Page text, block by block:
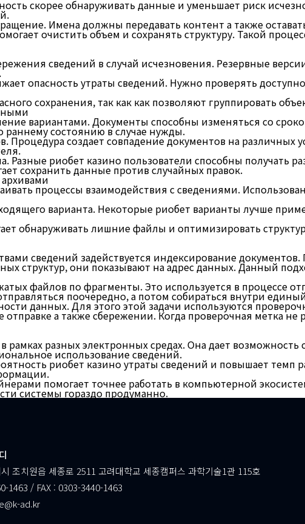
скорее обнаруживать данные и уменьшает риск
Имена должны передавать контент а также
очистить объем и сохранять структуру. Такой
сведений в случай исчезновения. Резервные
опасность утраты сведений. Нужно проверять
сохранения, так как как позволяют группировать
вариантами. Документы способны изменяться со
раннему состоянию в случае нужды.
создает совпадение документов на различных
Разные риобет казино пользователи способны получать
сохранить данные против случайных правок.
процессы взаимодействия с сведениями.
варианта. Некоторые риобет варианты лучше
обнаруживать лишние файлы и оптимизировать
сведений задействуется индексирование
структур, они показывают на адрес данных. Данный
файлов по фрагменты. Это используется в процессе
поочередно, а потом собираться внутри
данных. Для этого этой задачи используются
отправке а также сбережении. Когда проверочная метка
рамках разных электронных средах. Она дает
использование сведений.
риобет казино утраты сведений и повышает темп
помогает точнее работать в компьютерной
системы гораздо продуманно.
조치원읍 세종로 2511 고려대학교 세종캠퍼스 과학기술1관 115호
1463 / FAX : 0303-3440-1463
ad.kr